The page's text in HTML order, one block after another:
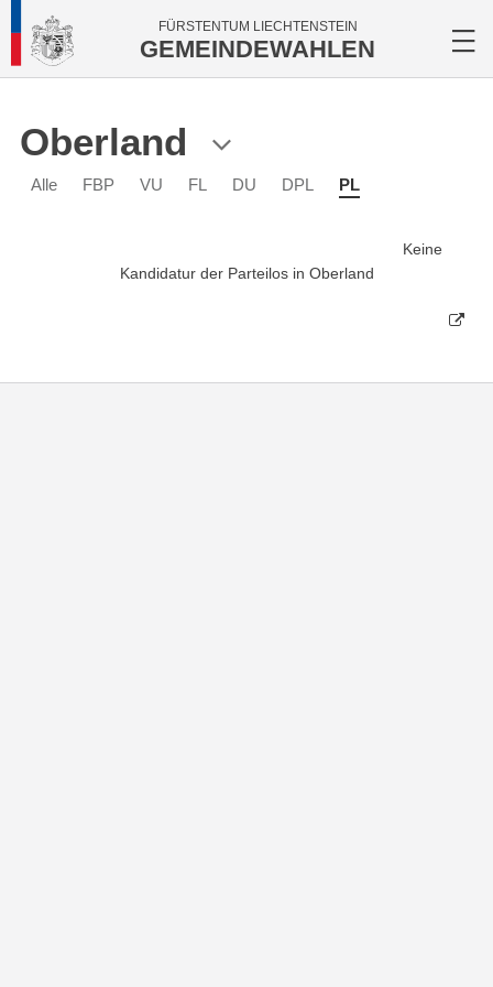
FÜRSTENTUM LIECHTENSTEIN
GEMEINDEWAHLEN
Oberland
Alle FBP VU FL DU DPL PL
Keine
Kandidatur der Parteilos in Oberland